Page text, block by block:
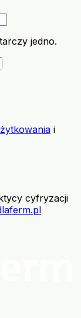
jedno.
i
cyfryzacji